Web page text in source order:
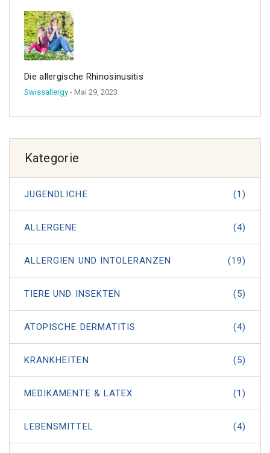
Die allergische Rhinosinusitis
Swissallergy - Mai 29, 2023
Kategorie
JUGENDLICHE (1)
ALLERGENE (4)
ALLERGIEN UND INTOLERANZEN (19)
TIERE UND INSEKTEN (5)
ATOPISCHE DERMATITIS (4)
KRANKHEITEN (5)
MEDIKAMENTE & LATEX (1)
LEBENSMITTEL (4)